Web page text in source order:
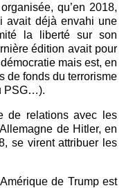
qu’en 2018,
avait déjà envahi une
la liberté sur son
édition avait pour
mais est, en
de fonds du terrorisme
PSG…).
de relations avec les
de Hitler, en
se virent attribuer les
de Trump est